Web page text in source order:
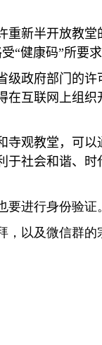
新半开放教
“健康码”所要
级政府部门的许
互联网上组
观教堂，可
社会和谐、
进行身份验证。
以及微信群